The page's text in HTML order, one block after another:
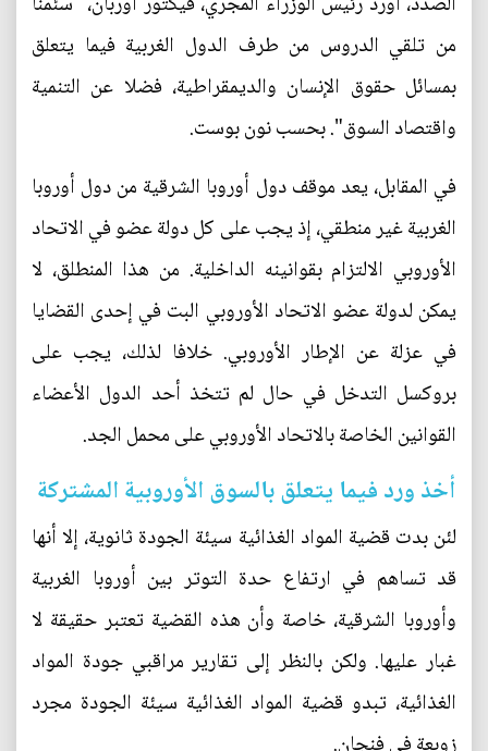
من تلقي الدروس من طرف الدول الغربية فيما يتعلق
بمسائل حقوق الإنسان والديمقراطية، فضلا عن التنمية
واقتصاد السوق". بحسب نون بوست.
في المقابل، يعد موقف دول أوروبا الشرقية من دول أوروبا
الغربية غير منطقي، إذ يجب على كل دولة عضو في الاتحاد
الأوروبي الالتزام بقوانينه الداخلية. من هذا المنطلق، لا
يمكن لدولة عضو الاتحاد الأوروبي البت في إحدى القضايا
في عزلة عن الإطار الأوروبي. خلافا لذلك، يجب على
بروكسل التدخل في حال لم تتخذ أحد الدول الأعضاء
القوانين الخاصة بالاتحاد الأوروبي على محمل الجد.
أخذ ورد فيما يتعلق بالسوق الأوروبية المشتركة
لئن بدت قضية المواد الغذائية سيئة الجودة ثانوية، إلا أنها
قد تساهم في ارتفاع حدة التوتر بين أوروبا الغربية
وأوروبا الشرقية، خاصة وأن هذه القضية تعتبر حقيقة لا
غبار عليها. ولكن بالنظر إلى تقارير مراقبي جودة المواد
الغذائية، تبدو قضية المواد الغذائية سيئة الجودة مجرد